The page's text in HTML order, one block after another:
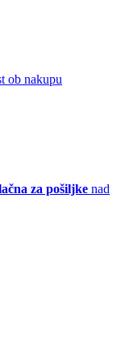
ob nakupu
za pošiljke nad